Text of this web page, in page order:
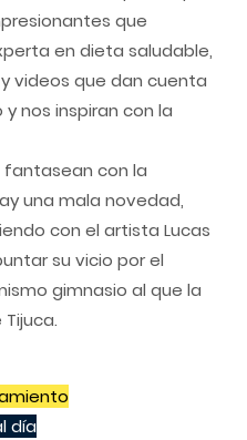
que
en dieta saludable,
videos que dan cuenta
nos inspiran con la
con la
una mala novedad,
con el artista Lucas
su vicio por el
gimnasio al que la
día